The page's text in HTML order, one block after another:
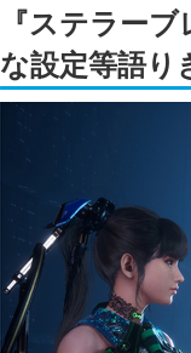
『ステラー
な設定等語り